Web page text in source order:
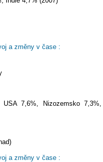
a změny v čase :
7,6%, Nizozemsko 7,3%,
a změny v čase :